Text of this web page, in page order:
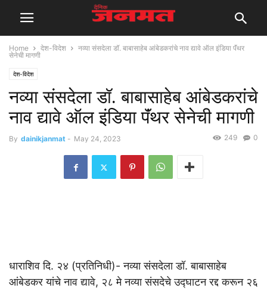
Home देश-विदेश
नव्या संसदेला डॉ. बाबासाहेब आंबेडकरांचे नाव द्यावे ऑल इंडिया पॅंथर
सेनेची मागणी
देश-विदेश
नव्या संसदेला डॉ. बाबासाहेब आंबेडकरांचे
नाव द्यावे ऑल इंडिया पॅंथर सेनेची मागणी
By dainikjanmat - May 24, 2023 0
249
धाराशिव दि. २४ (प्रतिनिधी)- नव्या संसदेला डॉ. बाबासाहेब
आंबेडकर यांचे नाव द्यावे, २८ मे नव्या संसदेचे उद्घाटन रद्द करून २६